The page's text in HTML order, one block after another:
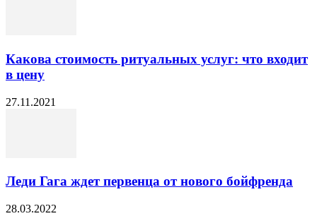
Какова стоимость ритуальных услуг: что входит
в цену
27.11.2021
Леди Гага ждет первенца от нового бойфренда
28.03.2022